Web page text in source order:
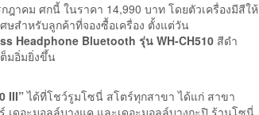
กฎาคม ศกนี้ ในราคา 14,990 บาท โดยตัวเครื่องมีสีให้
สำหรับลูกค้าที่จองซื้อเครื่อง ตั้งแต่วัน
Headphone Bluetooth รุ่น WH-CH510 สีดำ
มอิ่มยิ่งขึ้น
III”ได้ที่โชว์รูมโซนี่ สโตร์ทุกสาขา ได้แก่ สาขา
เดอะมอลล์บางแค และเดอะมอลล์บางกะปิ ร้านโซนี่